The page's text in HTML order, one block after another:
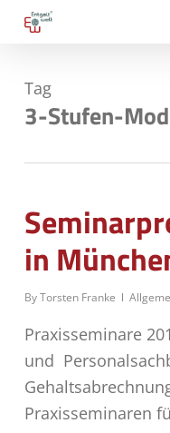
Skip
content
Tag
3-Stufen-
in
ByTorsten Franke
Praxisseminare
und
Praxisseminaren